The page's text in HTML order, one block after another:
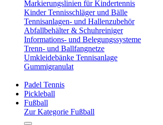
Markierungslinien für Kindertennis
Kinder Tennisschläger und Bälle
Tennisanlagen- und Hallenzubehör
Abfallbehälter & Schuhreiniger
Informations- und Belegungssysteme
Trenn- und Ballfangnetze
Umkleidebänke Tennisanlage
Gummigranulat
Padel Tennis
Pickleball
Fußball
Zur Kategorie Fußball